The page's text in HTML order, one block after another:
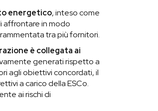
energetico, inteso come
affrontare in modo
tra più fornitori.
è collegata ai
generati rispetto a
agli obiettivi concordati, il
a carico della ESCo.
ai rischi di